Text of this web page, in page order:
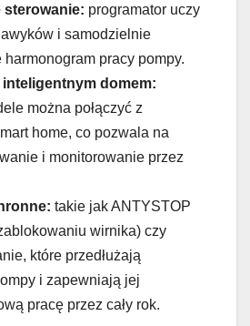
sterowanie: programator uczy
i samodzielnie
pracy pompy.
inteligentnym domem:
można połączyć z
home, co pozwala na
i monitorowanie przez
takie jak ANTYSTOP
wirnika) czy
które przedłużają
i zapewniają jej
pracę przez cały rok.